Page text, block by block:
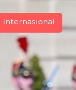
Internasional